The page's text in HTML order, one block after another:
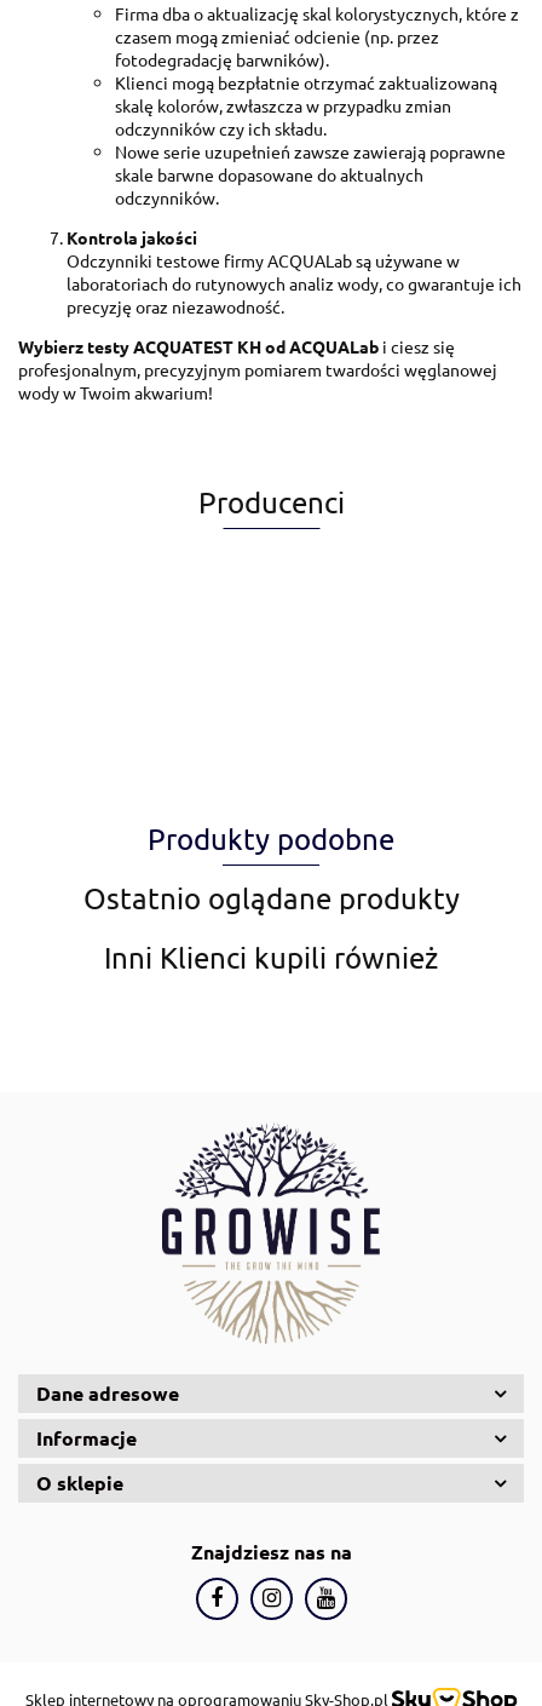
Firma dba o aktualizację skal kolorystycznych, które z
czasem mogą zmieniać odcienie (np. przez
fotodegradację barwników).
Klienci mogą bezpłatnie otrzymać zaktualizowaną
skalę kolorów, zwłaszcza w przypadku zmian
odczynników czy ich składu.
Nowe serie uzupełnień zawsze zawierają poprawne
skale barwne dopasowane do aktualnych
odczynników.
Kontrola jakości
Odczynniki testowe firmy ACQUALab są używane w
laboratoriach do rutynowych analiz wody, co gwarantuje ich
precyzję oraz niezawodność.
Wybierz testy ACQUATEST KH od ACQUALab i ciesz się
profesjonalnym, precyzyjnym pomiarem twardości węglanowej
wody w Twoim akwarium!
Producenci
Amiplay
AquaDella
AquaGlass
Produkty podobne
Ostatnio oglądane produkty
Inni Klienci kupili również
Dane adresowe
Informacje
O sklepie
Znajdziesz nas na
Sklep internetowy na oprogramowaniu Sky-Shop.pl